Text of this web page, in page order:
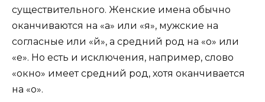
существительного. Женские имена обычно
оканчиваются на «а» или «я», мужские на
согласные или «й», а средний род на «о» или
«е». Но есть и исключения, например, слово
«окно» имеет средний род, хотя оканчивается
на «о».